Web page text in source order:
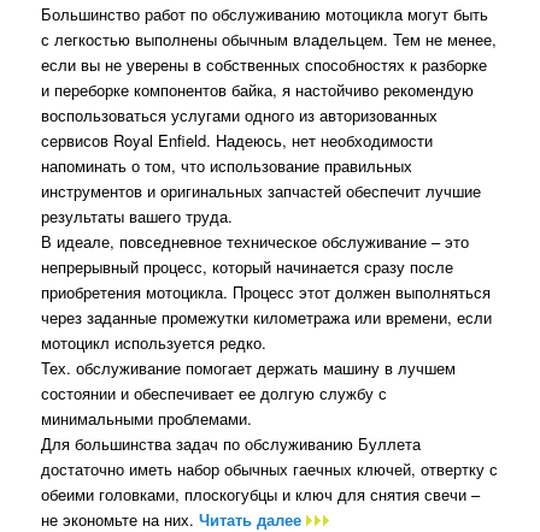
Большинство работ по обслуживанию мотоцикла могут быть
с легкостью выполнены обычным владельцем. Тем не менее,
если вы не уверены в собственных способностях к разборке
и переборке компонентов байка, я настойчиво рекомендую
воспользоваться услугами одного из авторизованных
сервисов Royal Enfield. Надеюсь, нет необходимости
напоминать о том, что использование правильных
инструментов и оригинальных запчастей обеспечит лучшие
результаты вашего труда.
В идеале, повседневное техническое обслуживание – это
непрерывный процесс, который начинается сразу после
приобретения мотоцикла. Процесс этот должен выполняться
через заданные промежутки километража или времени, если
мотоцикл используется редко.
Тех. обслуживание помогает держать машину в лучшем
состоянии и обеспечивает ее долгую службу с
минимальными проблемами.
Для большинства задач по обслуживанию Буллета
достаточно иметь набор обычных гаечных ключей, отвертку с
обеими головками, плоскогубцы и ключ для снятия свечи –
не экономьте на них.Читать далее